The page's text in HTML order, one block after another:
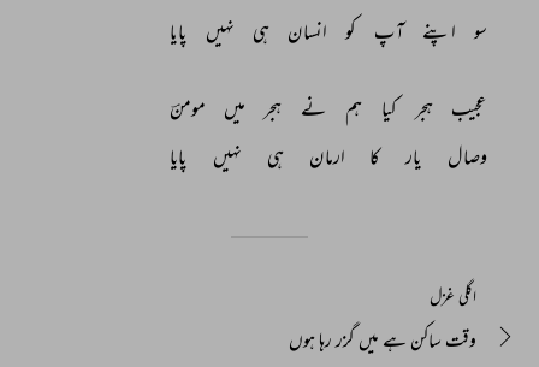
سو
اپنے آپ کو انسان ہی نہیں پایا
عجیب ہجر کیا ہم نے ہجر میں
مومنؔ
وصال
یار کا ارمان ہی نہیں پایا
اگلی غزل
وقت ساکن ہے میں گزر رہا ہوں